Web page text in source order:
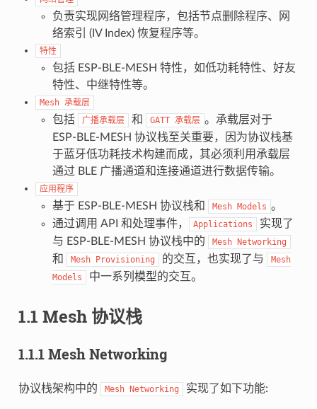
负责实现网络管理程序，包括节点删除程序、网
络索引 (IV Index) 恢复程序等。
特性
包括 ESP-BLE-MESH 特性，如低功耗特性、好友
特性、中继特性等。
Mesh 承载层
包括 广播承载层 和 GATT 承载层 。承载层对于
ESP-BLE-MESH 协议栈至关重要，因为协议栈基
于蓝牙低功耗技术构建而成，其必须利用承载层
通过 BLE 广播通道和连接通道进行数据传输。
应用程序
基于 ESP-BLE-MESH 协议栈和 Mesh Models 。
通过调用 API 和处理事件，
Applications
实现了
与 ESP-BLE-MESH 协议栈中的
Mesh Networking
和 Mesh Provisioning 的交互，也实现了与
Mesh
Models
中一系列模型的交互。
1.1 Mesh 协议栈
1.1.1 Mesh Networking
协议栈架构中的 Mesh Networking 实现了如下功能: